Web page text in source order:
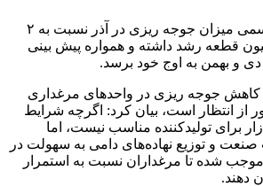
وی افزود: بنابر آمار رسمی میزان جوجه ریزی در آذر نسبت به ۲
حدود ۲ میلیون قطعه رشد داشته و همواره پیش بینی
و بهمن به اوج خود برسد.
کاهش جوجه ریزی در واحد‌های مرغداری
از انتظار است، بیان کرد: اگرچه شرایط
برای تولیدکننده مناسب نیست، اما
و توزیع نهاده‌های دامی به سهولت در
شده تا مرغداران نسبت به استمرار
دهند.